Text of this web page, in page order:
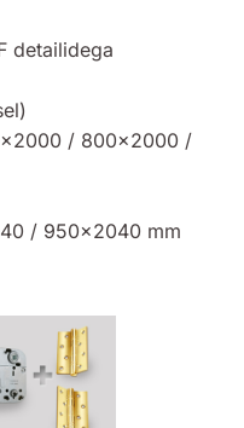
detailidega
/ 800×2000 /
/ 950×2040 mm